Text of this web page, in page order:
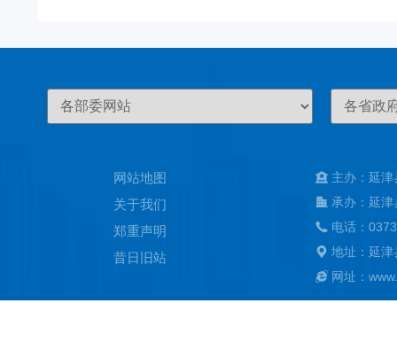
网站地图
关于我们
郑重声明
昔日旧站
主办：延
承办：延
电话：
地址：延
网址：